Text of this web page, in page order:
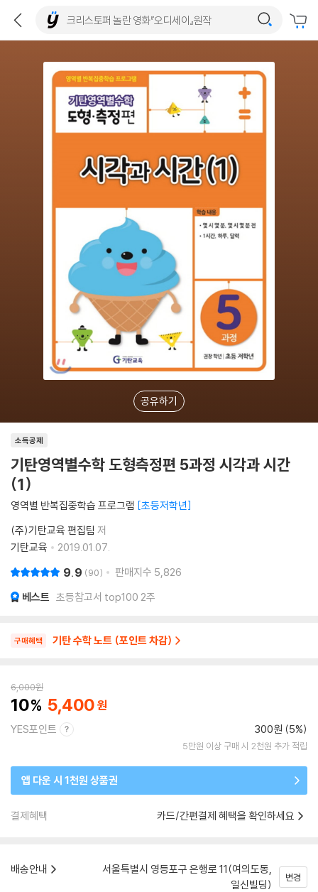
공유하기
소득공제
기탄영역별수학 도형측정편 5과정 시각과 시간
(1)
영역별 반복집중학습 프로그램 초등저학년
(주)기탄교육 편집팀 저
기탄교육
2019.01.07.
9.9 90 판매지수 5,826
베스트 초등참고서 top100 2주
구매혜택 기탄 수학 노트 (포인트 차감)
6,000원
10 5,400
YES포인트 300원 (5%)
5만원 이상 구매 시 2천원 추가 적립
앱 다운 시 1천원 상품권
결제혜택 카드/간편결제 혜택을 확인하세요
배송안내
서울특별시 영등포구 은행로 11(여의도동,
일신빌딩)
변경